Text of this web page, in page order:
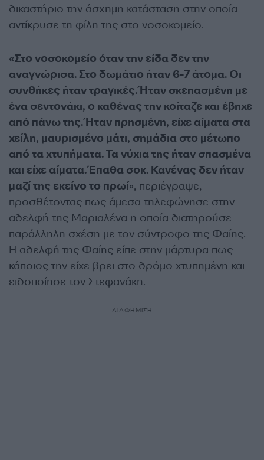
δικαστήριο την άσχημη κατάσταση στην οποία
αντίκρυσε τη φίλη της στο νοσοκομείο.
«Στο νοσοκομείο όταν την είδα δεν την
αναγνώρισα. Στο δωμάτιο ήταν 6-7 άτομα. Οι
συνθήκες ήταν τραγικές. Ήταν σκεπασμένη με
ένα σεντονάκι, ο καθένας την κοίταζε και έβηχε
από πάνω της. Ήταν πρησμένη, είχε αίματα στα
χείλη, μαυρισμένο μάτι, σημάδια στο μέτωπο
από τα χτυπήματα. Τα νύχια της ήταν σπασμένα
και είχε αίματα. Έπαθα σοκ. Κανένας δεν ήταν
μαζί της εκείνο το πρωί», περιέγραψε,
προσθέτοντας πως άμεσα τηλεφώνησε στην
αδελφή της Μαριαλένα η οποία διατηρούσε
παράλληλη σχέση με τον σύντροφο της Φαίης.
Η αδελφή της Φαίης είπε στην μάρτυρα πως
κάποιος την είχε βρει στο δρόμο χτυπημένη και
ειδοποίησε τον Στεφανάκη.
ΔΙΑΦΗΜΙΣΗ